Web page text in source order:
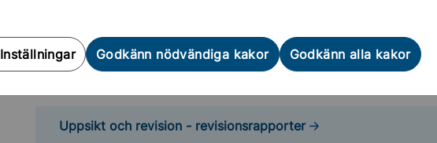
Inställningar Godkänn nödvändiga kakor Godkänn alla kakor
7 Rosie Karlsson (MP) Revisor
rosie.karlsson@sollentuna.se
Uppsikt och revision - revisionsrapporter